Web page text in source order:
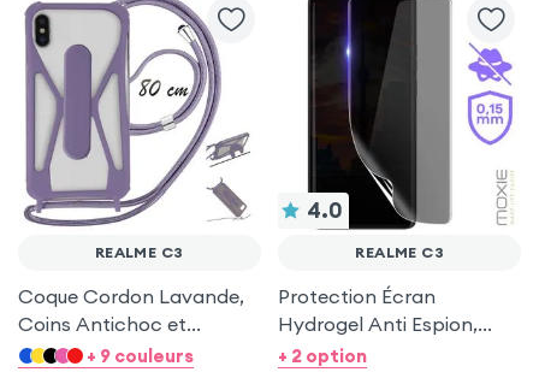
REALME C3
Coque Cordon Lavande,
Coins Antichoc et
Support Vidéo pour
+ 9 couleurs
4.0
REALME C3
Protection Écran
Hydrogel Anti Espion,
Moxie pour Realme C3
+ 2 option